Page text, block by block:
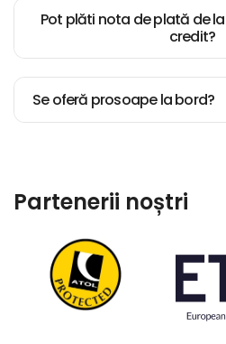
Pot plăti nota de plată de
credit?
Se oferă prosoape la bord?
Partenerii noștri